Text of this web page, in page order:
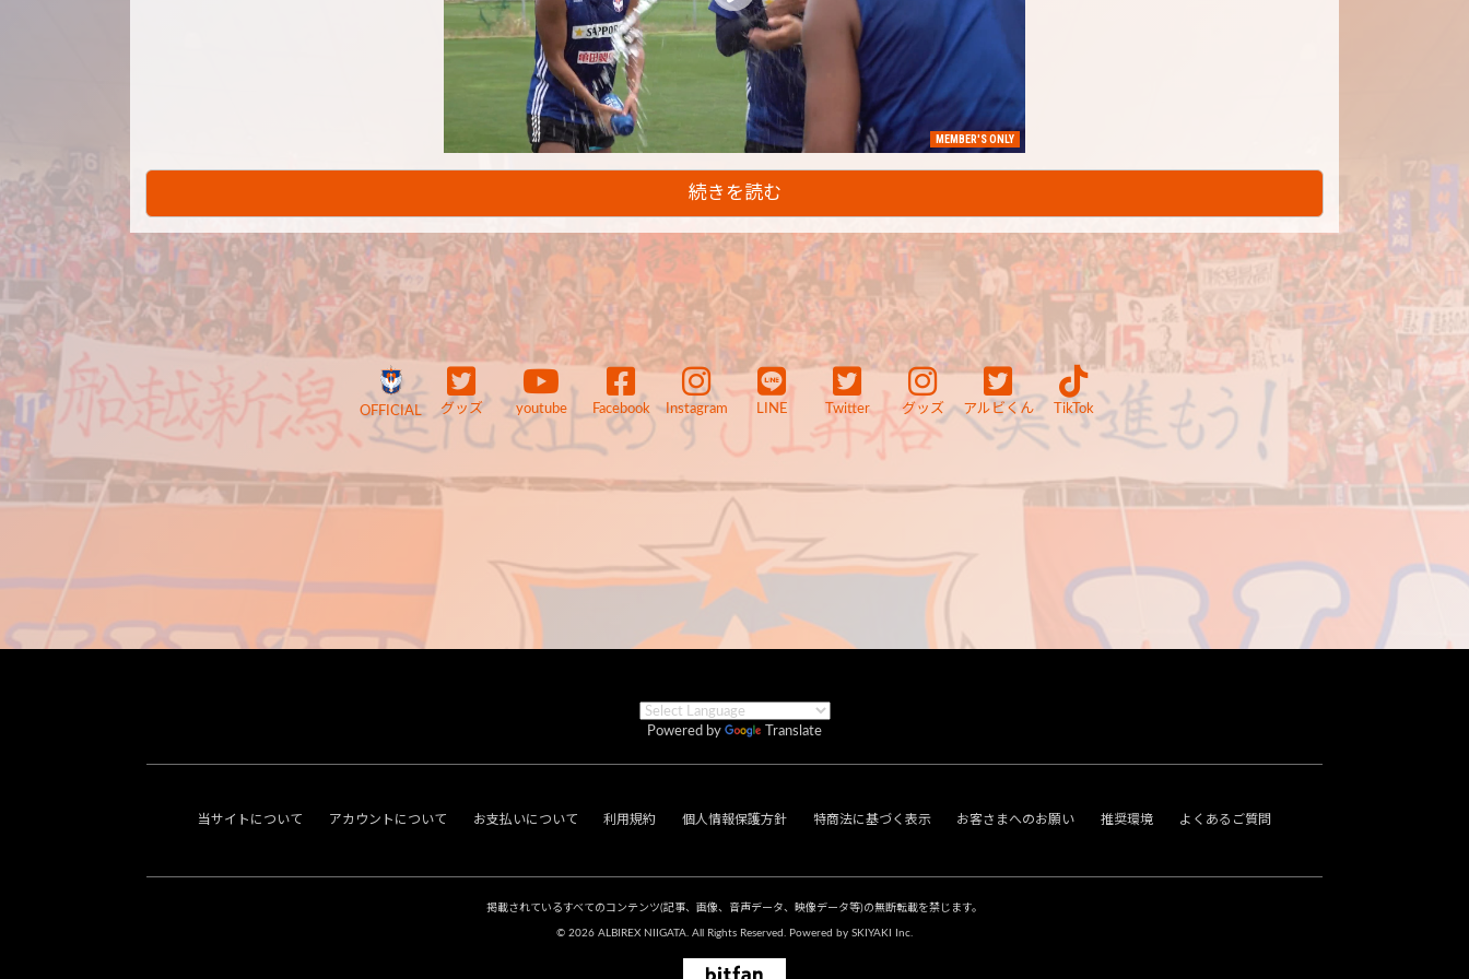
MEMBER'S ONLY
続きを読む
OFFICIAL グッズ youtube Facebook Instagram LINE Twitter グッズ アルビくん TikTok
Powered by Translate
当サイトについて アカウントについて お支払いについて 利用規約 個人情報保護方針 特商法に基づく表示 お客さまへのお願い 推奨環境 よくあるご質問
掲載されているすべてのコンテンツ(記事、画像、音声データ、映像データ等)の無断転載を禁じます。
© 2026 ALBIREX NIIGATA. All Rights Reserved. Powered by SKIYAKI Inc.